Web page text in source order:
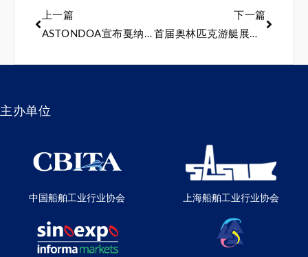
上一篇
ASTONDOA宣布戛纳的阵容
下一篇
首届奥林匹克游艇展在希腊举行
主办单位
中国船舶工业行业协会 上海船舶工业行业协会